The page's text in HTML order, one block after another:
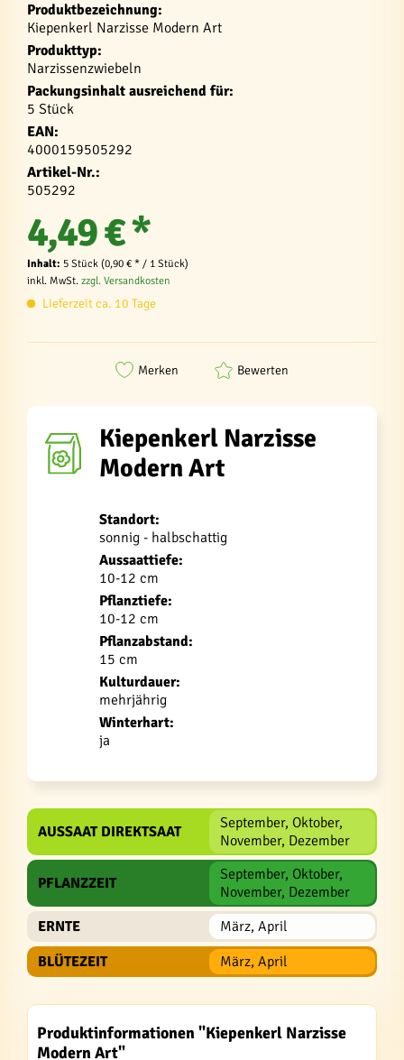
Produktbezeichnung:
Kiepenkerl Narzisse Modern Art
Produkttyp:
Narzissenzwiebeln
Packungsinhalt ausreichend für:
5 Stück
EAN:
4000159505292
Artikel-Nr.:
505292
4,49 € *
Inhalt: 5 Stück (0,90 € * / 1 Stück)
inkl. MwSt. zzgl. Versandkosten
Lieferzeit ca. 10 Tage
Merken Bewerten
Kiepenkerl Narzisse
Modern Art
Standort:
sonnig - halbschattig
Aussaattiefe:
10-12 cm
Pflanztiefe:
10-12 cm
Pflanzabstand:
15 cm
Kulturdauer:
mehrjährig
Winterhart:
ja
AUSSAAT DIREKTSAAT
September, Oktober,
November, Dezember
PFLANZZEIT
September, Oktober,
November, Dezember
ERNTE
März, April
BLÜTEZEIT
März, April
Produktinformationen "Kiepenkerl Narzisse
Modern Art"